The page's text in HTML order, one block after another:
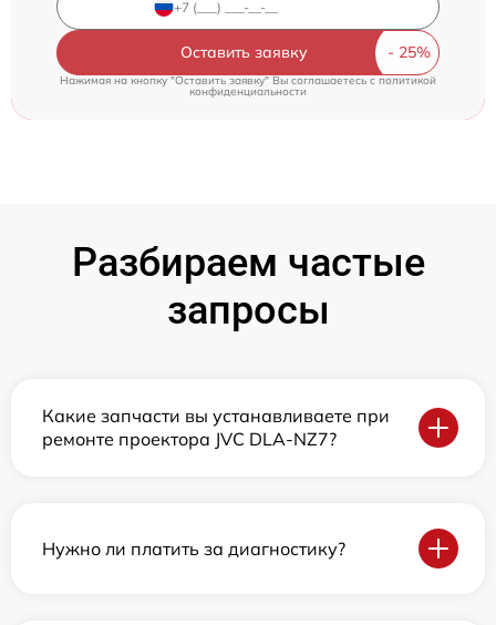
Оставить заявку
Нажимая на кнопку "Оставить заявку" Вы соглашаетесь cполитикой
конфиденциальности
Разбираем частые
запросы
Какие запчасти вы устанавливаете при
ремонте проектора JVC DLA-NZ7?
Нужно ли платить за диагностику?